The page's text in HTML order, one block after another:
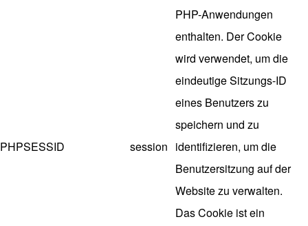
PHPSESSID session
PHP-Anwendungen
enthalten. Der Cookie
wird verwendet, um die
eindeutige Sitzungs-ID
eines Benutzers zu
speichern und zu
identifizieren, um die
Benutzersitzung auf der
Website zu verwalten.
Das Cookie ist ein